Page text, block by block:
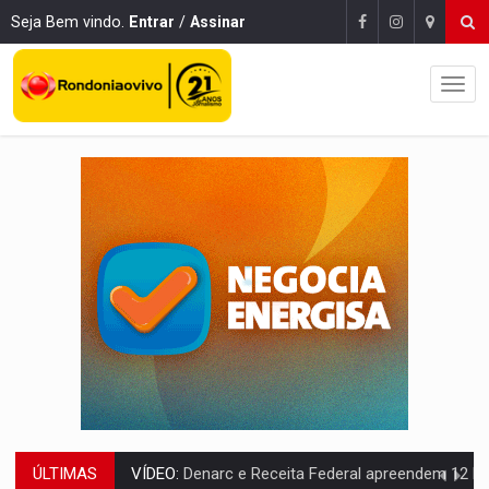
Seja Bem vindo. Entrar / Assinar
ÚLTIMAS OPERAÇÃO DA PC:Membros do CV são presos com armas e drogas após